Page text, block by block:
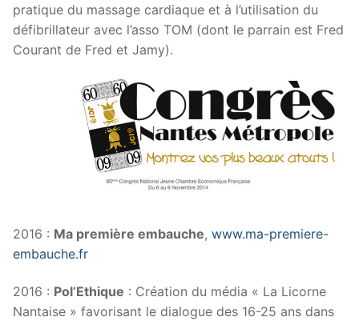
pratique du massage cardiaque et à l’utilisation du
défibrillateur avec l’asso TOM (dont le parrain est Fred
Courant de Fred et Jamy).
2016 : Ma première embauche, www.ma-premiere-
embauche.fr
2016 : Pol’Ethique : Création du média « La Licorne
Nantaise » favorisant le dialogue des 16-25 ans dans